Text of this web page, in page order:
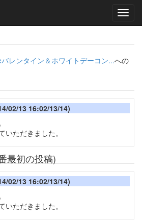
レンタイン＆ホワイトデーコン...への
02/13 16:02/13/14)
いただきました。
最初の投稿)
02/13 16:02/13/14)
いただきました。